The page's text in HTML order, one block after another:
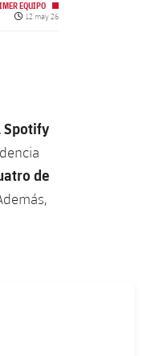
EQUIPO
Fecha de publicación
12 may 26
Spotify
de